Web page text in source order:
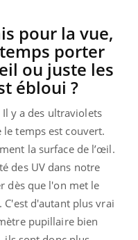
pour la vue,
porter
ou juste les
ébloui ?
y a des ultraviolets
temps est couvert.
la surface de l’œil.
des UV dans notre
dès que l'on met le
C'est d'autant plus vrai
pupillaire bien